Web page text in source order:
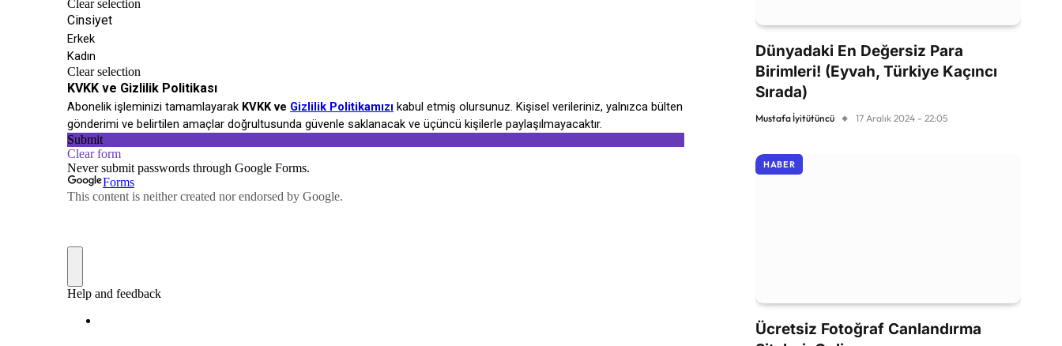
Dünyadaki En Değersiz Para
Birimleri! (Eyvah, Türkiye Kaçıncı
Sırada)
Mustafa İyitütüncü 17 Aralık 2024 - 22:05
HABER
Ücretsiz Fotoğraf Canlandırma